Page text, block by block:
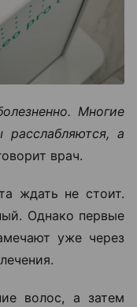
Многие
а
врач.
ждать не стоит.
Однако первые
уже через
волос, а затем